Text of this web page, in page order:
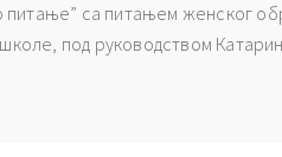
питање” са питањем женског
под руководством